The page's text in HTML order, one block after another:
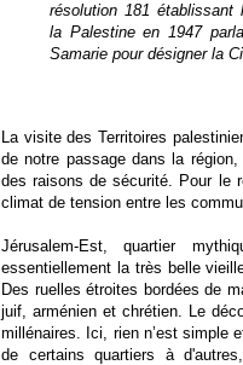
résolution 181 établissant
la Palestine en 1947
Samarie pour désigner la
La visite des Territoires
de notre passage dans la
des raisons de sécurité. Pour le
climat de tension entre les
Jérusalem-Est, quartier
essentiellement la très belle
Des ruelles étroites bordées de
juif, arménien et chrétien. Le
millénaires. Ici, rien n’est simple
de certains quartiers à